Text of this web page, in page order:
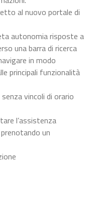
al nuovo portale di
autonomia risposte a
una barra di ricerca
in modo
principali funzionalità
vincoli di orario
l’assistenza
un